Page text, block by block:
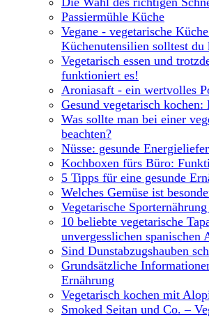
Passiermühle Küche
Vegane - vegetarische
Küchenutensilien solltest du
Vegetarisch essen und
funktioniert es!
Aroniasaft - ein wertvolles
Gesund vegetarisch
Was sollte man bei einer
beachten?
Nüsse: gesunde
Kochboxen fürs Büro:
5 Tipps für eine gesunde
Welches Gemüse ist
Vegetarische
10 beliebte vegetarische
unvergesslichen spanischen
Sind Dunstabzugshauben
Grundsätzliche
Ernährung
Vegetarisch kochen mit
Smoked Seitan und Co. –